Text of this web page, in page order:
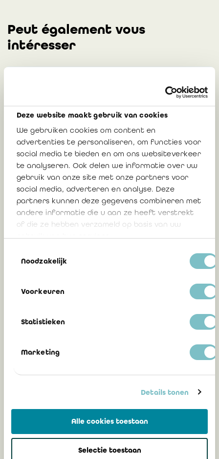
Deze website maakt gebruik van cookies
We gebruiken cookies om content en
advertenties te personaliseren, om functies voor
social media te bieden en om ons websiteverkeer
te analyseren. Ook delen we informatie over uw
gebruik van onze site met onze partners voor
social media, adverteren en analyse. Deze
partners kunnen deze gegevens combineren met
andere informatie die u aan ze heeft verstrekt
of die ze hebben verzameld op basis van uw
Noodzakelijk
Voorkeuren
Statistieken
Marketing
Details tonen
Alle cookies toestaan
Selectie toestaan
Peut également vous
intéresser
Cartographie du BAOB ?
Par la Commission services aux membres de
l'IRE
18 décembre 2025
Nouvelle fonctionnalité pour les
réviseurs d'entreprises dans
Companyweb : Mettez à jour et
clients
Nouveau pour tous les réviseurs
internationaux dans Companyweb